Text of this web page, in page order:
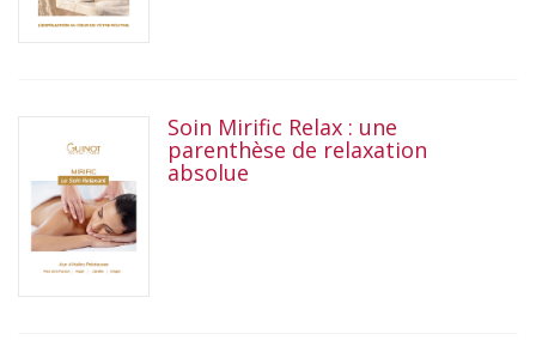
Soin Mirific Relax : une
parenthèse de relaxation
absolue